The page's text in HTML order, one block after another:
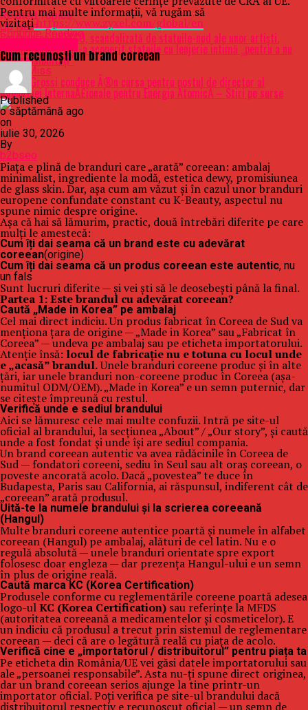
Related Topics:
Up Next
Conducerea UNESCO, scandalizată de statuile-nud ale unor artişti.
Sophie Coignard şi-a acoperit statuile cu lenjerie intimă „pentru a nu
răni sensibilităţi”
Don't Miss
Rafael Grossi conduce Ã®n cursa pentru postul de director al
AgenÅ£iei InternaÅ£ionale pentru Energia AtomicÄ – Stiri pe surse
Pentru mai multe informații, vă rugăm să
vizitațihttps://www.zyxel.com/global/en
Continue Reading
Cum recunoști un brand coreean
Published
o săptămână ago
on
iulie 30, 2026
By
b2bseo
Piața e plină de branduri care „arată” coreean: ambalaj
minimalist, ingrediente la modă, estetica dewy, promisiunea
de glass skin. Dar, așa cum am văzut și în cazul unor branduri
europene confundate constant cu K-Beauty, aspectul nu
spune nimic despre origine.
Așa că hai să lămurim, practic, două întrebări diferite pe care
mulți le amestecă:
Cum îți dai seama că un brand este cu adevărat
coreean(origine)
Cum îți dai seama că un produs coreean este autentic, nu
un fals
Sunt lucruri diferite — și vei ști să le deosebești până la final.
Partea 1: Este brandul cu adevărat coreean?
Caută „Made in Korea” pe ambalaj
Cel mai direct indiciu. Un produs fabricat în Coreea de Sud va
menționa țara de origine — „Made in Korea” sau „Fabricat în
Coreea” — undeva pe ambalaj sau pe eticheta importatorului.
Atenție însă: locul de fabricație nu e totuna cu locul unde
e „acasă” brandul.Unele branduri coreene produc și în alte
țări, iar unele branduri non-coreene produc în Coreea (așa-
numitul ODM/OEM). „Made in Korea” e un semn puternic, dar
se citește împreună cu restul.
Verifică unde e sediul brandului
Aici se lămuresc cele mai multe confuzii. Intră pe site-ul
oficial al brandului, la secțiunea „About” / „Our story”, și caută
unde a fost fondat și unde își are sediul compania.
Un brand coreean autentic va avea rădăcinile în Coreea de
Sud — fondatori coreeni, sediu în Seul sau alt oraș coreean, o
poveste ancorată acolo. Dacă „povestea” te duce în
Budapesta, Paris sau California, ai răspunsul, indiferent cât de
„coreean” arată produsul.
Uită-te la numele brandului și la scrierea coreeană
(Hangul)
Multe branduri coreene autentice poartă și numele în alfabet
coreean (Hangul) pe ambalaj, alături de cel latin. Nu e o
regulă absolută — unele branduri orientate spre export
folosesc doar engleza — dar prezența Hangul-ului e un semn
în plus de origine reală.
Caută marca KC (Korea Certification)
Produsele conforme cu reglementările coreene poartă adesea
logo-ulKC (Korea Certification) sau referințe la MFDS
(autoritatea coreeană a medicamentelor și cosmeticelor). E
un indiciu că produsul a trecut prin sistemul de reglementare
coreean — deci că are o legătură reală cu piața de acolo.
Verifică cine e „importatorul / distribuitorul” pentru piața ta
Pe eticheta din România/UE vei găsi datele importatorului sau
ale „persoanei responsabile”. Asta nu-ți spune direct originea,
dar un brand coreean serios ajunge la tine printr-un
importator oficial. Poți verifica pe site-ul brandului dacă
distribuitorul respectiv e recunoscut oficial — un semn de